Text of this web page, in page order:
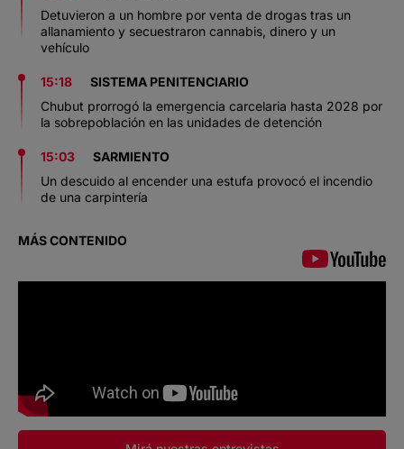
Detuvieron a un hombre por venta de drogas tras un
allanamiento y secuestraron cannabis, dinero y un
vehículo
15:18
SISTEMA PENITENCIARIO
Chubut prorrogó la emergencia carcelaria hasta 2028 por
la sobrepoblación en las unidades de detención
15:03
SARMIENTO
Un descuido al encender una estufa provocó el incendio
de una carpintería
MÁS CONTENIDO